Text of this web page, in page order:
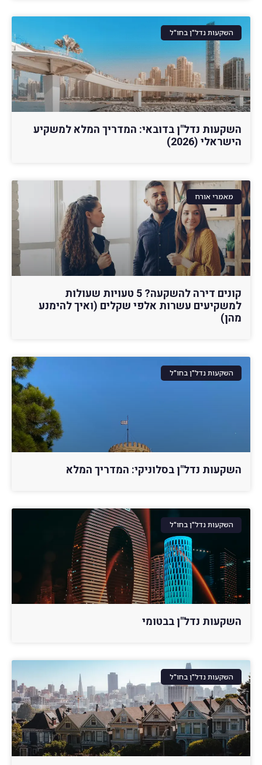
השקעות נדל"ן בחו"ל
השקעות נדל"ן בדובאי: המדריך המלא למשקיע
הישראלי (2026)
מאמרי אורח
קונים דירה להשקעה? 5 טעויות שעולות
למשקיעים עשרות אלפי שקלים (ואיך להימנע
מהן)
השקעות נדל"ן בחו"ל
השקעות נדל"ן בסלוניקי: המדריך המלא
השקעות נדל"ן בחו"ל
השקעות נדל"ן בבטומי
השקעות נדל"ן בחו"ל